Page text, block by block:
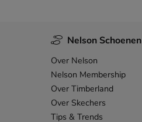
Nelson Schoenen
Over Nelson
Nelson Membership
Over Timberland
Over Skechers
Tips & Trends